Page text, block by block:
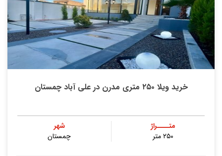
خرید ویلا ۲۵۰ متری مدرن در علی آباد چمستان
متــــراژ
۲۵۰ متر
شهر
چمستان